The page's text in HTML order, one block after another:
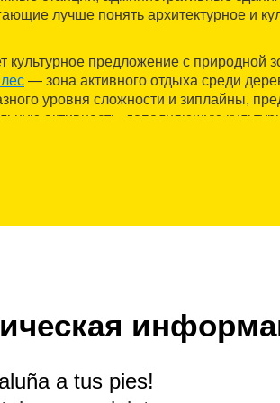
лучше понять архитектурное и
культурное предложение с природной
— зона активного отдыха среди
уровня сложности и зиплайны,
активность, дополняющую
месте.
транспорте
поскольку имеетсябесплатная
a tus pies!